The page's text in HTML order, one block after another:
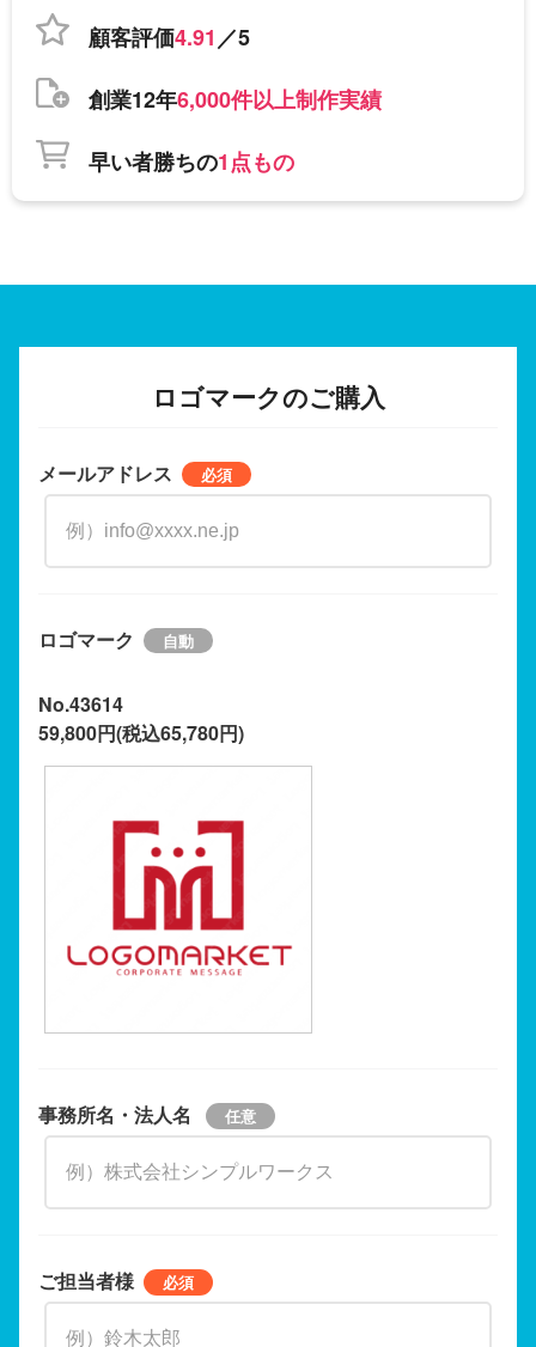
顧客評価4.91／5
創業12年6,000件以上制作実績
早い者勝ちの1点もの
ロゴマークのご購入
メールアドレス
ロゴマーク
No.43614
59,800円(税込65,780円)
事務所名・法人名
ご担当者様